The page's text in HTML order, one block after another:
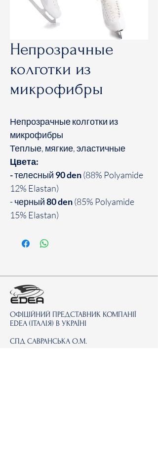
Непрозрачные
колготки из
микрофибры
Непрозрачные колготки из
микрофибры
Теплые, мягкие, эластичные
Цвета:
-телесный 90 den(88% Polyamide
12% Elastan)
- черный80 den(85% Polyamide
15% Elastan)
ОФІЦІЙНИЙ ПРЕДСТАВНИК КОМПАНІЇ
EDEA (ІТАЛІЯ) В УКРАЇНІ
СПД САВРАНСЬКА О.М.